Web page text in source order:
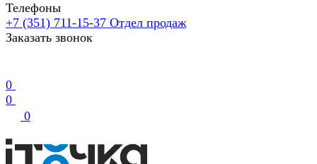
Телефоны
+7 (351) 711-15-37 Отдел продаж
Заказать звонок
0
0
0